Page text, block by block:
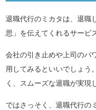
退職代行のミカタは、退職
思」を伝えてくれるサービ
会社の引き止めや上司のパ
用してみるといいでしょう
く、スムーズな退職が実現
ではさっそく、退職代行の